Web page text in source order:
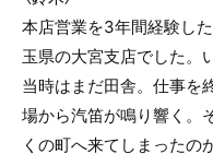
本店営業を3年間経験し
玉県の大宮支店でした。
当時はまだ田舎。仕事を
場から汽笛が鳴り響く。
くの町へ来てしまったの